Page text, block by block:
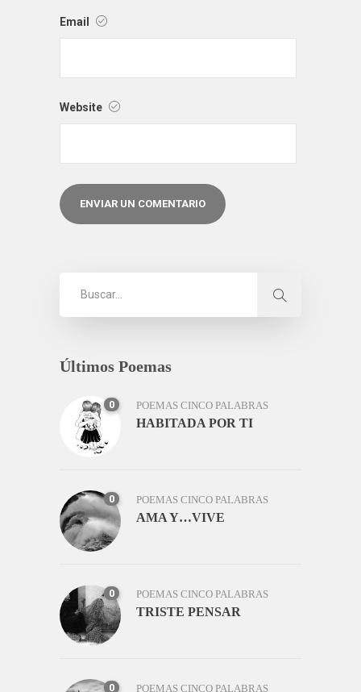
Email
Website
Últimos Poemas
0 POEMAS CINCO PALABRAS
HABITADA POR TI
0 POEMAS CINCO PALABRAS
AMA Y…VIVE
0 POEMAS CINCO PALABRAS
TRISTE PENSAR
0 POEMAS CINCO PALABRAS